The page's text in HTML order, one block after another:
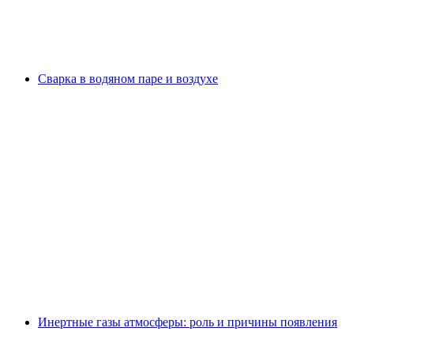
Сварка в водяном паре и воздухе
Инертные газы атмосферы: роль и причины появления